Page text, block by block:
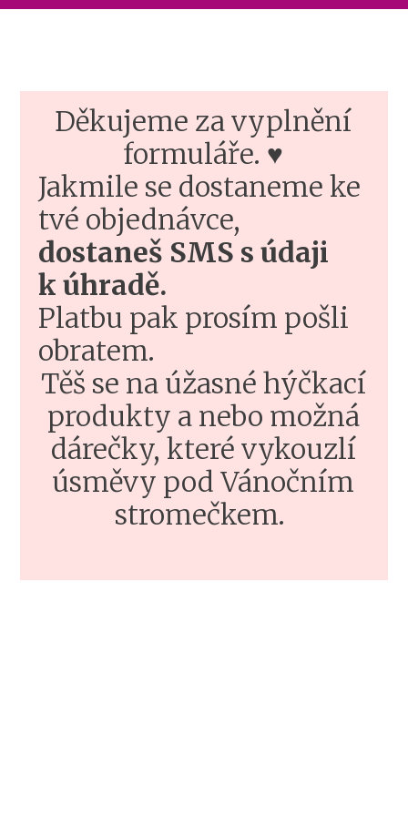
Děkujeme za vyplnění
formuláře. ♥
Jakmile se dostaneme ke
tvé objednávce,
dostaneš SMS s údaji
k úhradě.
Platbu pak prosím pošli
obratem.
Těš se na úžasné hýčkací
produkty a nebo možná
dárečky, které vykouzlí
úsměvy pod Vánočním
stromečkem.